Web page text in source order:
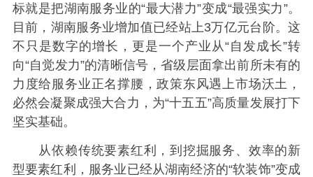
标就是把湖南服务业的“最大潜力”变成“最强实力”。
目前，湖南服务业增加值已经站上3万亿元台阶。这
不只是数字的增长，更是一个产业从“自发成长”转
向“自觉发力”的清晰信号，省级层面拿出前所未有的
力度给服务业正名撑腰，政策东风遇上市场沃土，
必然会凝聚成强大合力，为“十五五”高质量发展打下
坚实基础。
从依赖传统要素红利，到挖掘服务、效率的新
型要素红利，服务业已经从湖南经济的“软装饰”变成